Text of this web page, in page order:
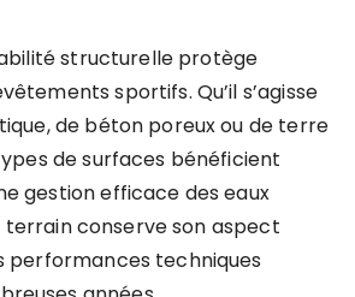
structurelle protège
sportifs. Qu’il s’agisse
de béton poreux ou de terre
de surfaces bénéficient
gestion efficace des eaux
terrain conserve son aspect
performances techniques